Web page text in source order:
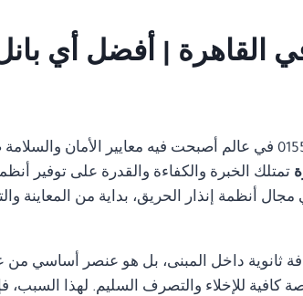
01554305486 في عالم أصبحت فيه معايير الأمان
تمتلك الخبرة والكفاءة والقدرة على توفير
أنظمة إنذار الحريق، بداية من المعاينة
ثانوية داخل المبنى، بل هو عنصر أساسي من
للإخلاء والتصرف السليم. لهذا السبب،